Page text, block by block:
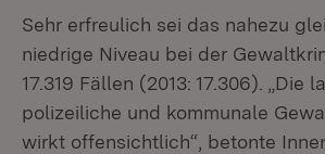
Sehr erfreulich sei das nahezu
niedrige Niveau bei der
17.319 Fällen (2013: 17.306). „Die
polizeiliche und kommunale
wirkt offensichtlich“, betonte